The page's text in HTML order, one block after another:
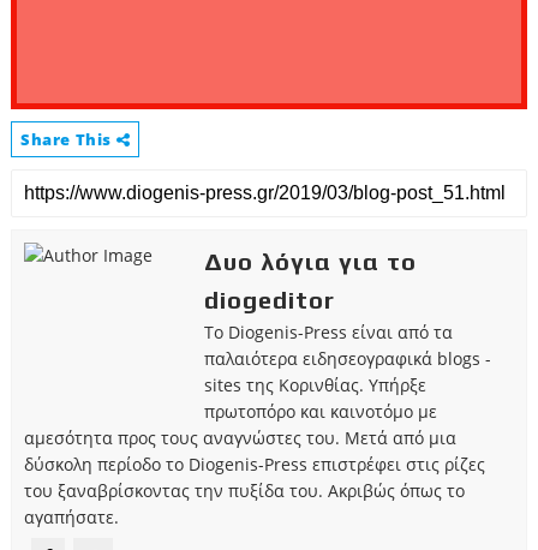
Share This
Δυο λόγια για το
diogeditor
Το Diogenis-Press είναι από τα
παλαιότερα ειδησεογραφικά blogs -
sites της Κορινθίας. Υπήρξε
πρωτοπόρο και καινοτόμο με
αμεσότητα προς τους αναγνώστες του. Μετά από μια
δύσκολη περίοδο το Diogenis-Press επιστρέφει στις ρίζες
του ξαναβρίσκοντας την πυξίδα του. Ακριβώς όπως το
αγαπήσατε.